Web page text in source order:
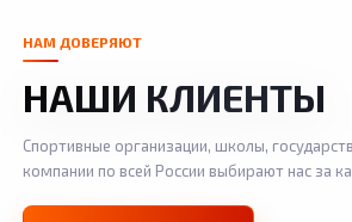
НАМ ДОВЕРЯЮТ
НАШИ КЛИЕНТЫ
Спортивные организации, школы,
компании по всей России выбирают нас за